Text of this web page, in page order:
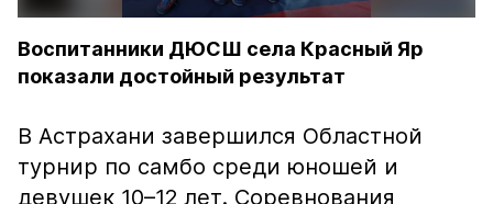
Воспитанники ДЮСШ села Красный Яр
показали достойный результат
В Астрахани завершился Областной
турнир по самбо среди юношей и
девушек 10–12 лет. Соревнования